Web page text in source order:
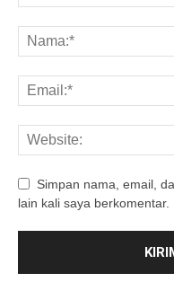
Simpan nama, email,
lain kali saya berkomentar.